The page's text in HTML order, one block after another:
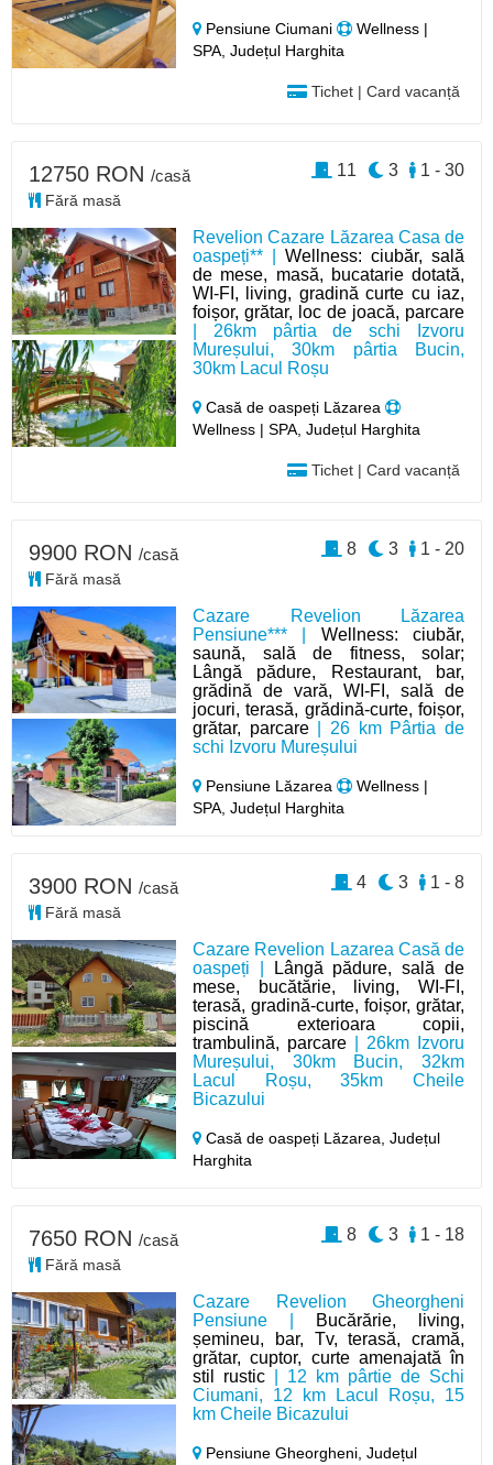
Pensiune Ciumani
Wellness |
SPA, Județul Harghita
Tichet | Card vacanță
Revelion Cazare Lăzarea Casa de
oaspeți** |Wellness: ciubăr, sală
de mese, masă, bucatarie dotată,
WI-FI, living, gradină curte cu iaz,
foișor, grătar, loc de joacă, parcare
| 26km pârtia de schi Izvoru
Mureșului, 30km pârtia Bucin,
30km Lacul Roșu
Casă de oaspeți Lăzarea
Wellness | SPA, Județul Harghita
Tichet | Card vacanță
12750 RON /casă
Fără masă
1 - 30
3
11
Cazare Revelion Lăzarea
Pensiune*** | Wellness: ciubăr,
saună, sală de fitness, solar;
Lângă pădure, Restaurant, bar,
grădină de vară, WI-FI, sală de
jocuri, terasă, grădină-curte, foișor,
grătar, parcare| 26 km Pârtia de
schi Izvoru Mureșului
Pensiune Lăzarea
Wellness |
SPA, Județul Harghita
9900 RON /casă
Fără masă
1 - 20
3
8
Cazare Revelion Lazarea Casă de
oaspeți |
Lângă pădure, sală de
mese, bucătărie, living, WI-FI,
terasă, gradină-curte, foișor, grătar,
piscină exterioara copii,
trambulină, parcare | 26km Izvoru
Mureșului, 30km Bucin, 32km
Lacul Roșu, 35km Cheile
Bicazului
Casă de oaspeți Lăzarea,Județul
Harghita
3900 RON /casă
Fără masă
1 - 8
3
4
Cazare Revelion Gheorgheni
Pensiune |
Bucărărie, living,
șemineu, bar, Tv, terasă, cramă,
grătar, cuptor, curte amenajată în
stil rustic | 12 km pârtie de Schi
Ciumani, 12 km Lacul Roșu, 15
km Cheile Bicazului
Pensiune Gheorgheni,Județul
7650 RON /casă
Fără masă
1 - 18
3
8